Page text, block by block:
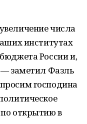
числа
институтах
России и,
заметил Фазль
господина
открытию в